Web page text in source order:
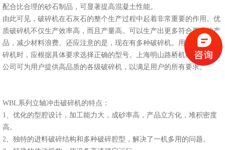
配合比合理的砂石制品，可显著提高混凝土性能。
由此可见，破碎机在石灰石的整个生产过程中起着非常重要的作用。优
质破碎机不仅生产效率高，而且产量高。可以生产出更多符合要求的产
品，减少材料浪费。还应注意的是，现在有多种破碎机。用户在购买破
碎机时，应根据具体要求选择正确的型号。上海明山路桥机械工程有限
公司可为用户提供高品质的各级破碎机，以满足用户的所有要求。
WBL系列立轴冲击破碎机的特点：
1、优化的型腔设计，加工能力大，成砂率高，产品立方化，堆积密度
高。
2、独特的进料破碎结构和多种破碎腔型，解决了一机多用的问题。